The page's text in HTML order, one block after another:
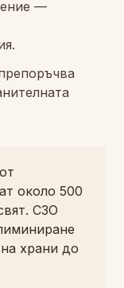
—
около 500
СЗО
храни до